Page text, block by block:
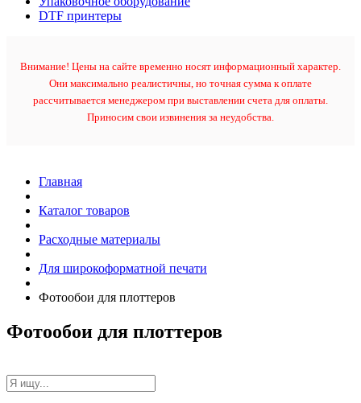
DTF принтеры
Внимание! Цены на сайте временно носят информационный характер.
Они максимально реалистичны, но точная сумма к оплате
рассчитывается менеджером при выставлении счета для оплаты.
Приносим свои извинения за неудобства.
Главная
Каталог товаров
Расходные материалы
Для широкоформатной печати
Фотообои для плоттеров
Фотообои для плоттеров